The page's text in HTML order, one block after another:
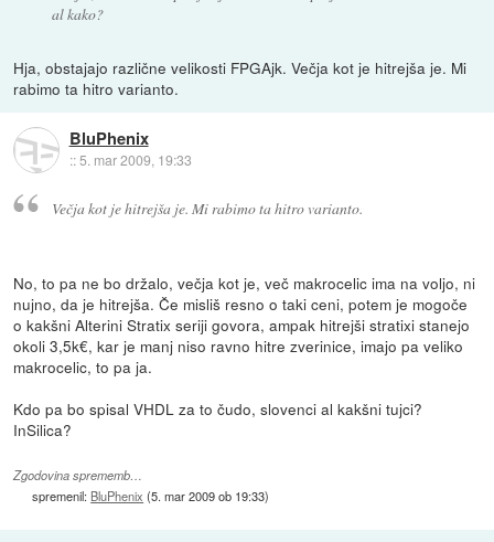
al kako?
Hja, obstajajo različne velikosti FPGAjk. Večja kot je hitrejša je. Mi
rabimo ta hitro varianto.
BluPhenix
::5. mar 2009, 19:33
Večja kot je hitrejša je. Mi rabimo ta hitro varianto.
No, to pa ne bo držalo, večja kot je, več makrocelic ima na voljo, ni
nujno, da je hitrejša. Če misliš resno o taki ceni, potem je mogoče
o kakšni Alterini Stratix seriji govora, ampak hitrejši stratixi stanejo
okoli 3,5k€, kar je manj niso ravno hitre zverinice, imajo pa veliko
makrocelic, to pa ja.
Kdo pa bo spisal VHDL za to čudo, slovenci al kakšni tujci?
InSilica?
Zgodovina sprememb…
spremenil: BluPhenix (5. mar 2009 ob 19:33)